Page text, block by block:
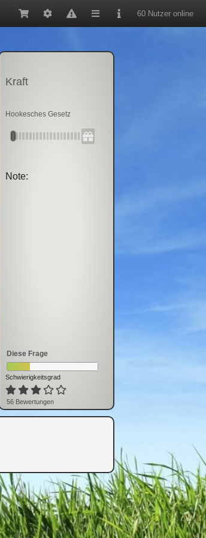
60 Nutzer online
Kraft
Hookesches Gesetz
Note:
Diese Frage
Schwierigkeitsgrad
56 Bewertungen